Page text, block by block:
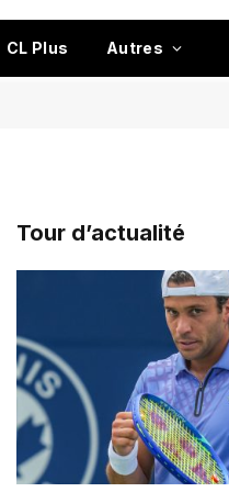
CL Plus Autres
Tour d’actualité